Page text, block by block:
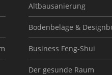
Altbausanierung
Bodenbeläge &
Business Feng-Shui
Der gesunde Raum